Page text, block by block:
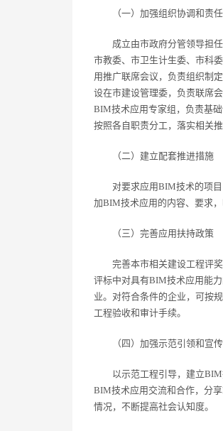
（一）加强组织协调和责任
成立由市政府分管领导担任
市教委、市卫生计生委、市科
用推广联席会议，负责组织制
设在市建设管理委，负责联席
BIM技术应用专家组，负责基
按照各自职责分工，落实相关
（二）建立配套推进措施
对要求应用BIM技术的项目
加BIM技术应用的内容、要求，
（三）完善应用扶持政策
完善本市相关建设工程评奖
评标中对具有BIM技术应用能
业。对符合条件的企业，可按
工程验收和审计手续。
（四）加强示范引领和宣传
以示范工程引导，建立BIM
BIM技术应用交流和合作，分
情况，不断提高社会认知度。